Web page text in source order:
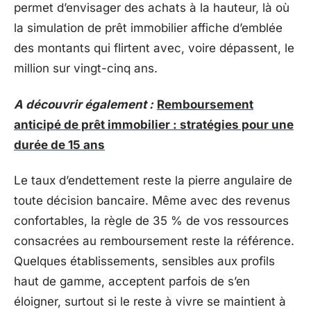
permet d’envisager des achats à la hauteur, là où
la simulation de prêt immobilier affiche d’emblée
des montants qui flirtent avec, voire dépassent, le
million sur vingt-cinq ans.
A découvrir également : Remboursement
anticipé de prêt immobilier : stratégies pour une
durée de 15 ans
Le taux d’endettement reste la pierre angulaire de
toute décision bancaire. Même avec des revenus
confortables, la règle de 35 % de vos ressources
consacrées au remboursement reste la référence.
Quelques établissements, sensibles aux profils
haut de gamme, acceptent parfois de s’en
éloigner, surtout si le reste à vivre se maintient à